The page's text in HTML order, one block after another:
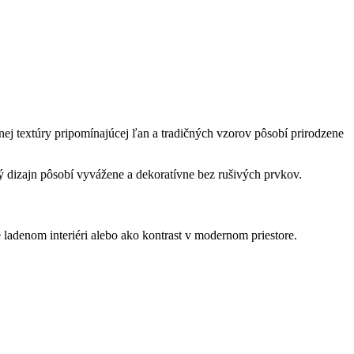
textúry pripomínajúcej ľan a tradičných vzorov pôsobí prirodzene
pôsobí vyvážene a dekoratívne bez rušivých prvkov.
interiéri alebo ako kontrast v modernom priestore.